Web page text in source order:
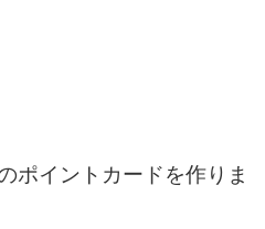
ポイントカードを作りま